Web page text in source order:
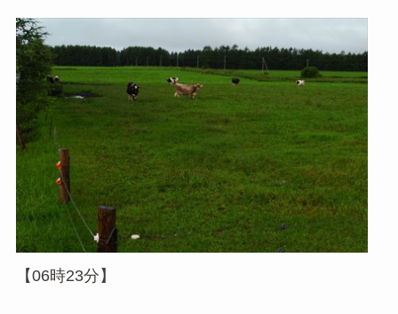
【06時23分】